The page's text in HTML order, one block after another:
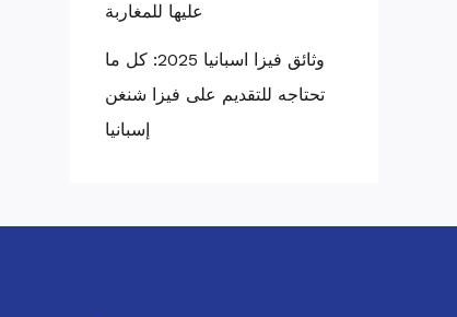
عليها للمغاربة
وثائق فيزا اسبانيا 2025: كل ما
تحتاجه للتقديم على فيزا شنغن
إسبانيا